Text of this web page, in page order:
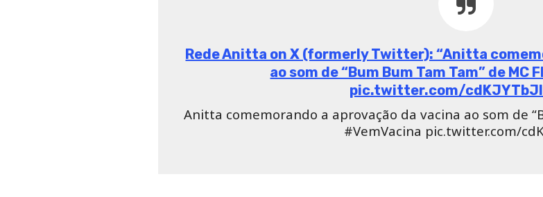
Rede Anitta on X (formerly Twitter): “Anitta
ao som de “Bum Bum Tam Tam” de MC
pic.twitter.com/
Anitta comemorando a aprovação da vacina ao som de
#VemVacina pic.twitter.com/